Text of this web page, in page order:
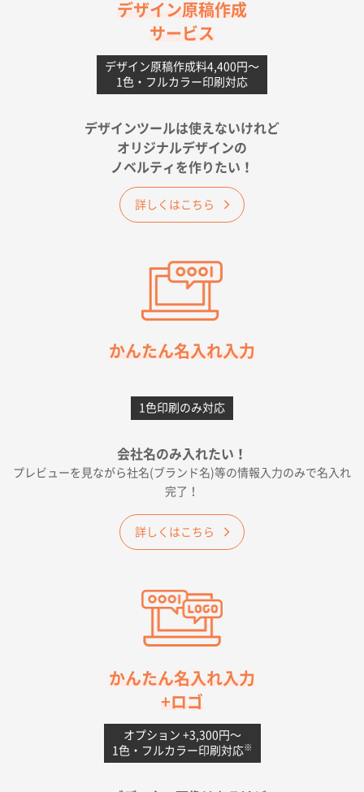
対応の速さ、丁寧さ、提案など
不織布フラットバッグ（A4縦サイズ）1000枚
2026年05月25日 15:10
が決め手です
佐賀県A社様
2026年05月23日 16:24
希望の商品（今回発注分）が一番安かったため
ワンポイント箔押し紙袋 M横サイズ(A4対応)
2026年05月21日 12:56
300枚
2026年05月19日 12:05
大阪府E社様
ワンポイントポリ袋 A4サイズ
2026年04月25日 17:53
納期が早そうだった
ワンポイントポリ袋 A4サイズ(黒)
2026年04月20日 14:28
お値打ちだったので
茨城県G社様
300枚
値段と注文のしやすさ
デザイン原稿作成
サービス
デザイン原稿作成料4,400円〜
1色・フルカラー印刷対応
デザインツールは使えないけれど
オリジナルデザインの
ノベルティを作りたい！
詳しくはこちら
かんたん名入れ入力
1色印刷のみ対応
会社名のみ入れたい！
プレビューを見ながら社名(ブランド名)等の情報入力のみで名入れ
完了！
詳しくはこちら
かんたん名入れ入力
+ロゴ
オプション +3,300円〜
1色・フルカラー印刷対応※